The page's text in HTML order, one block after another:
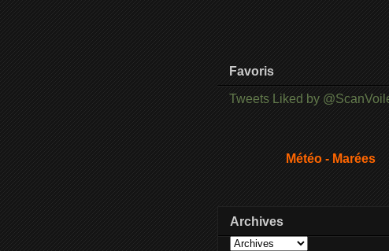
Favoris
Tweets Liked by
Météo - Marées
Archives